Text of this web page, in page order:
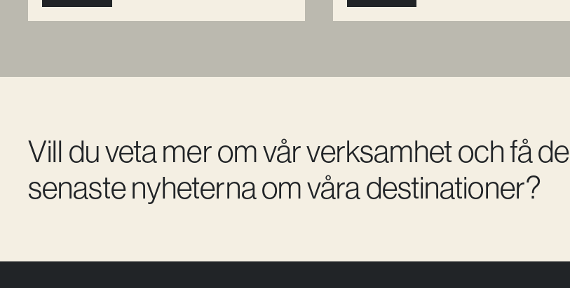
Vill du veta mer om vår verksamhet och få de
senaste nyheterna om våra destinationer?